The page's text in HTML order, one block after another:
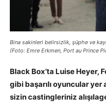
Bina sakinleri belirsizlik, şüphe ve
(Foto: Emre Erkmen, Port au Prince
Black Box’ta Luise Heyer,
gibi başarılı oyuncular yer
sizin castingleriniz